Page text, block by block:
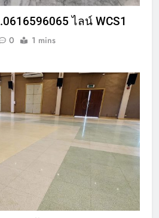
ไลน์ WCS1
0 1 mins